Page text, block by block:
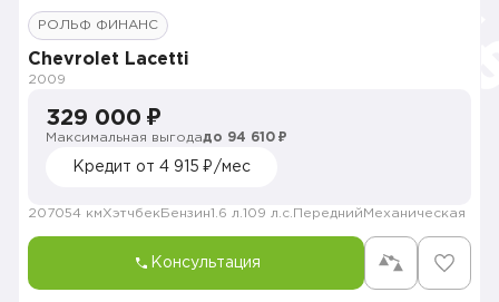
РОЛЬФ ФИНАНС
Chevrolet Lacetti
2009
329 000 ₽
Максимальная выгодадо 94 610 ₽
Кредит от 4 915 ₽/мес
207054 кмХэтчбек Бензин1.6 л. 109 л.с. Передний Механическая
Консультация